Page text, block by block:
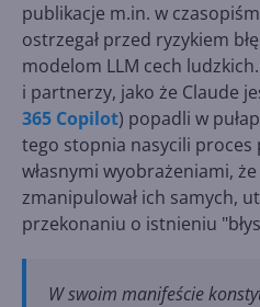
publikacje m.in. w
ostrzegał przed ryzykiem
modelom LLM cech
i partnerzy, jako że Claude
365 Copilot) popadli w
tego stopnia nasycili proces
własnymi wyobrażeniami,
zmanipulował ich samych,
przekonaniu o istnieniu
W swoim manifeście